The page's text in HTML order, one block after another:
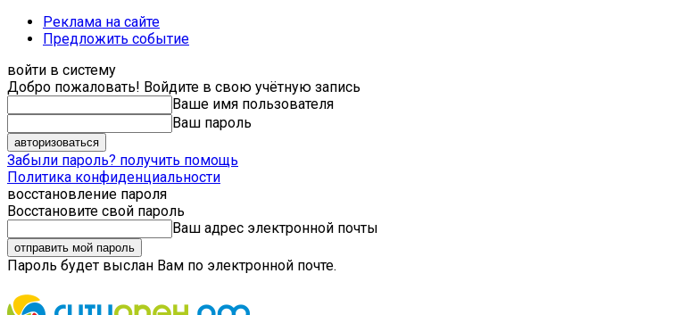
Реклама на сайте
Предложить событие
войти в систему
Добро пожаловать! Войдите в свою учётную запись
Ваше имя пользователя
Ваш пароль
Забыли пароль? получить помощь
Политика конфиденциальности
восстановление пароля
Восстановите свой пароль
Ваш адрес электронной почты
Пароль будет выслан Вам по электронной почте.